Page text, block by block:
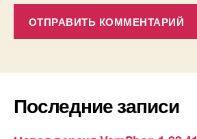
Последние записи